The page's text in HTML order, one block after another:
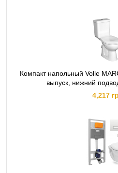
Компакт напольный Volle
выпуск, нижний
4,217